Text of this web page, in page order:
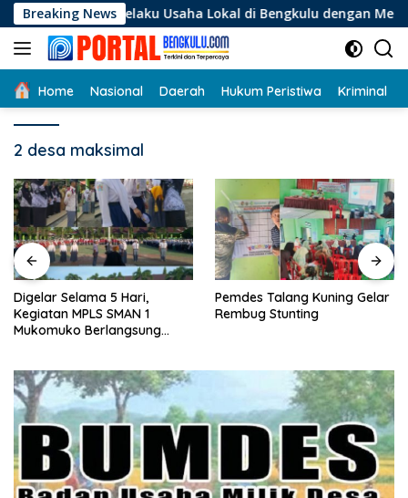
Langsung
ke
konten
Breaking News
Pelaku Usaha Lokal di Bengkulu dengan Meningkatkan
Home Nasional Daerah Hukum Peristiwa Kriminal
2 desa maksimal
Digelar Selama 5 Hari,
Kegiatan MPLS SMAN 1
Mukomuko Berlangsung
Pemdes Talang Kuning Gelar
Rembug Stunting